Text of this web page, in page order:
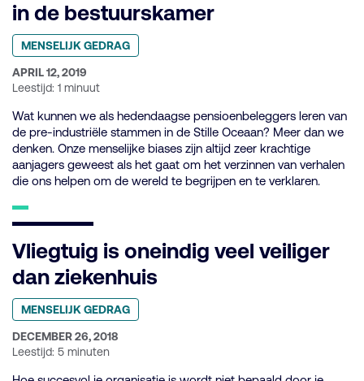
in de bestuurskamer
Geplaatst
categorie:
MENSELIJK GEDRAG
GEPUBLICEERD
OP:
APRIL 12, 2019
Leestijd: 1 minuut
Wat kunnen we als hedendaagse pensioenbeleggers leren van
de pre-industriële stammen in de Stille Oceaan? Meer dan we
denken. Onze menselijke biases zijn altijd zeer krachtige
aanjagers geweest als het gaat om het verzinnen van verhalen
die ons helpen om de wereld te begrijpen en te verklaren.
Vliegtuig is oneindig veel veiliger
dan ziekenhuis
Geplaatst
categorie:
MENSELIJK GEDRAG
GEPUBLICEERD
OP:
DECEMBER 26, 2018
Leestijd: 5 minuten